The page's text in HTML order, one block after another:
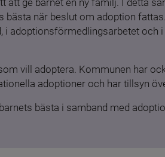
när beslut om adoption
adoptionsförmedlingsarbetet
vill adoptera. Kommunen har
adoptioner och har tillsyn
bästa i samband med